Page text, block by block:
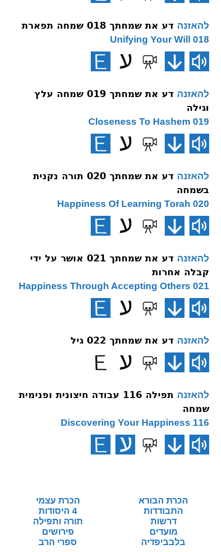
להאזנה דע את שמחתך 018 שמחה תפארת
018 Unifying Your Will
להאזנה
דע את שמחתך 019 שמחה עלץ
וגילה
019 Closeness To Hashem
להאזנה
דע את שמחתך 020 תורה נקנית
בשמחה
020 Happiness Of Learning Torah
להאזנה
דע את שמחתך 021 אושר על ידי
קבלה אחרות
021 Happiness Through Accepting Others
להאזנה דע את שמחתך 022 גיל
להאזנה
תפילה 116 עבודה חיצונית ופנימית
שמחה
116 Discovering Your Happiness
הכרת הבורא
הכרת עצמי
התבודדות
4 היסודות
דרשות
תורה ותפילה
מועדים
פירושים
בלבביפדיה
ספרי הרב